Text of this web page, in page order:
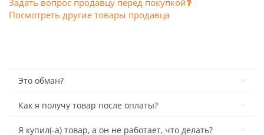
Задать вопрос продавцу перед покупкой
Посмотреть другие товары продавца
Это обман?
Как я получу товар после оплаты?
Я купил(-а) товар, а он не работает, что делать?